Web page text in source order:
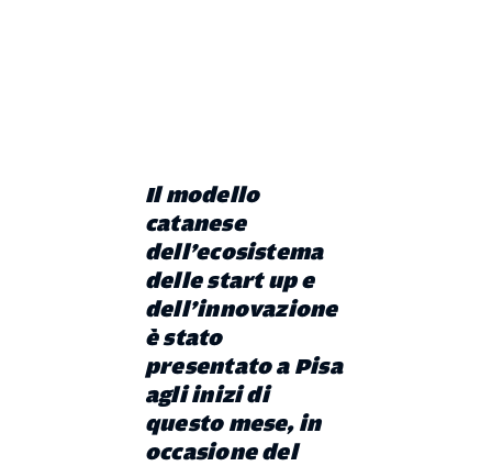
Il modello
catanese
dell’ecosistema
delle start up e
dell’innovazione
è stato
presentato a Pisa
agli inizi di
questo mese, in
occasione del